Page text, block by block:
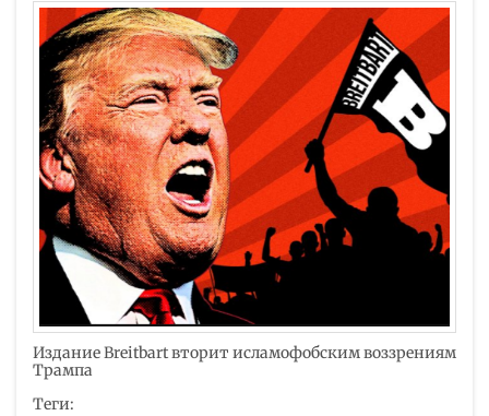
Издание Breitbart вторит исламофобским воззрениям
Трампа
Теги: